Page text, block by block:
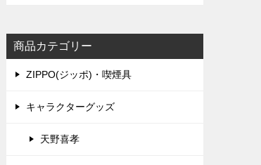
商品カテゴリー
ZIPPO(ジッポ)・喫煙具
キャラクターグッズ
天野喜孝